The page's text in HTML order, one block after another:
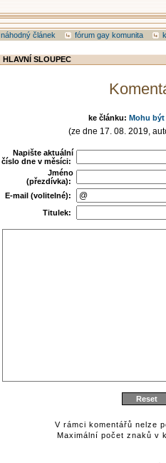
náhodný článek fórum gay komunita
HLAVNÍ SLOUPEC
ke článku: Mohu být
(ze dne 17. 08. 2019,
Napište aktuální
číslo dne v měsíci:
Jméno
(přezdívka):
E-mail (volitelné):
Titulek:
V rámci komentářů nelze
Maximální počet znaků v